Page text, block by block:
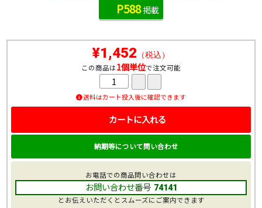
¥1,452 （税込）
この商品は1個単位で注文可能
送料はカート投入後に確認できます
カートに入れる
納期等について問い合わせ
お電話での商品問い合わせは
お問い合わせ番号 74141
とお伝えいただくとスムーズにご案内できます
P588掲載